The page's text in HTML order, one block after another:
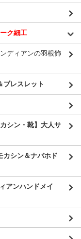
ク細工
ディアンの羽根飾
ブレスレット
シン・靴】大人サ
カシン＆ナバホド
アンハンドメイ